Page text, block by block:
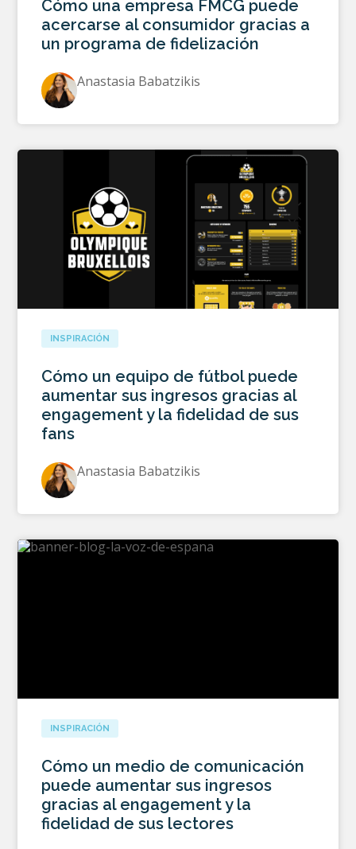
Cómo una empresa FMCG puede
acercarse al consumidor gracias a
un programa de fidelización
Anastasia Babatzikis
INSPIRACIÓN
Cómo un equipo de fútbol puede
aumentar sus ingresos gracias al
engagement y la fidelidad de sus
fans
Anastasia Babatzikis
INSPIRACIÓN
Cómo un medio de comunicación
puede aumentar sus ingresos
gracias al engagement y la
fidelidad de sus lectores